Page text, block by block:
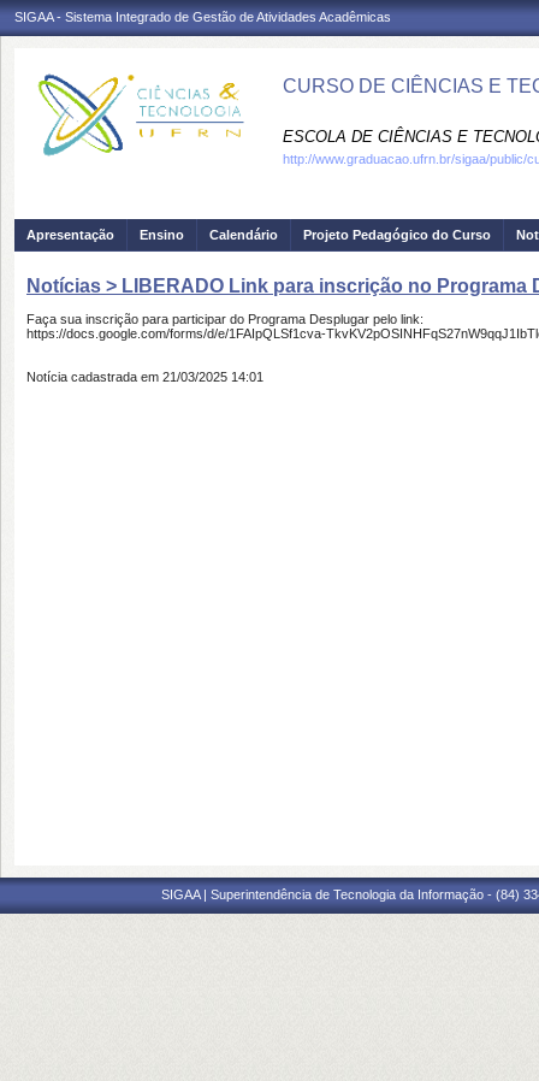
SIGAA - Sistema Integrado de Gestão de Atividades Acadêmicas
CURSO DE CIÊNCIAS E
ESCOLA DE CIÊNCIAS E
http://www.graduacao.ufrn.br/sigaa/public/
Apresentação Ensino Calendário Projeto Pedagógico do Curso
Notícias > LIBERADO Link para inscrição no Programa
Faça sua inscrição para participar do Programa Desplugar pelo link:
https://docs.google.com/forms/d/e/1FAIpQLSf1cva-
Notícia cadastrada em 21/03/2025 14:01
SIGAA | Superintendência de Tecnologia da Informação - (84)